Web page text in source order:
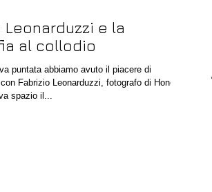
Leonarduzzi e la
al collodio
puntata abbiamo avuto il piacere di
Fabrizio Leonarduzzi, fotografo di Hone
spazio il...